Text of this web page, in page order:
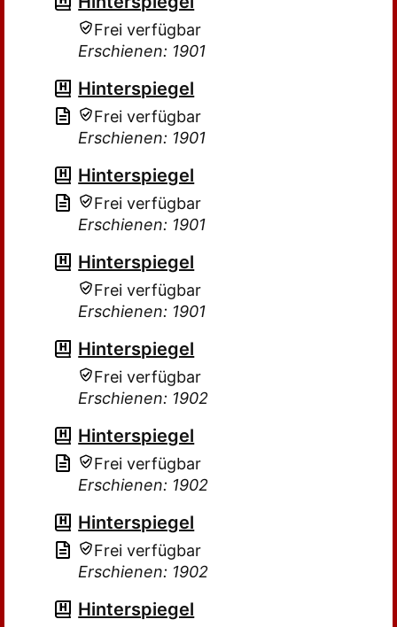
Frei verfügbar
Erschienen: 1901
Hinterspiegel
Frei verfügbar
Erschienen: 1901
Hinterspiegel
Frei verfügbar
Erschienen: 1901
Hinterspiegel
Frei verfügbar
Erschienen: 1901
Hinterspiegel
Frei verfügbar
Erschienen: 1902
Hinterspiegel
Frei verfügbar
Erschienen: 1902
Hinterspiegel
Frei verfügbar
Erschienen: 1902
Hinterspiegel